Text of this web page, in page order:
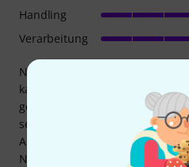
Nachdem wir die Gitarrenhülle
kann ich sagen: sie tut was sie
geschnitten, so dass auch
selbstständig problemlos ein-
Außerdem ist sie immer noch in
Notenfach ist gross genug, die
Handling
Verarbeitung